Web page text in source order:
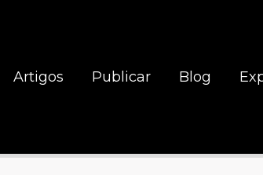
Artigos Publicar Blog